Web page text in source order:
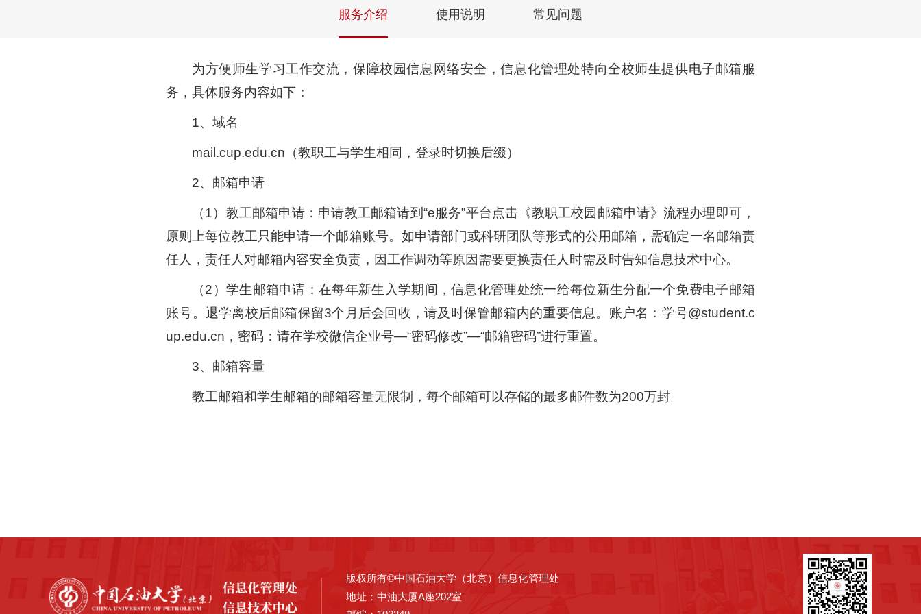
服务介绍 使用说明 常见问题
为方便师生学习工作交流，保障校园信息网络安全，信息化管理处特向全校师生提供电子邮箱服
务，具体服务内容如下：
1、域名
mail.cup.edu.cn（教职工与学生相同，登录时切换后缀）
2、邮箱申请
（1）教工邮箱申请： 申请教工邮箱请到“e服务”平台点击《教职工校园邮箱申请》流程办理即可，
原则上每位教工只能申请一个邮箱账号。如申请部门或科研团队等形式的公用邮箱，需确定一名邮箱责
任人，责任人对邮箱内容安全负责，因工作调动等原因需要更换责任人时需及时告知信息技术中心。
（2）学生邮箱申请：在每年新生入学期间，信息化管理处统一给每位新生分配一个免费电子邮箱
账号。退学离校后邮箱保留3个月后会回收，请及时保管邮箱内的重要信息。账户名：学号@student.c
up.edu.cn，密码：请在学校微信企业号—“密码修改”—“邮箱密码”进行重置。
3、邮箱容量
教工邮箱和学生邮箱的邮箱容量无限制，每个邮箱可以存储的最多邮件数为200万封。
版权所有©中国石油大学（北京）信息化管理处
地址：中油大厦A座202室